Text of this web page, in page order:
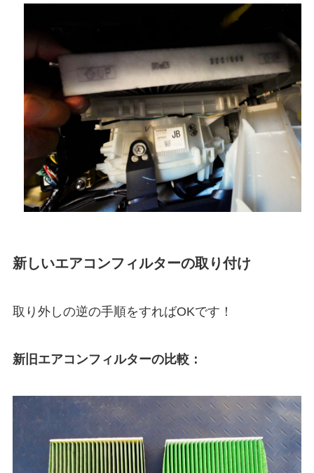
新しいエアコンフィルターの取り付け
取り外しの逆の手順をすればOKです！
新旧エアコンフィルターの比較：